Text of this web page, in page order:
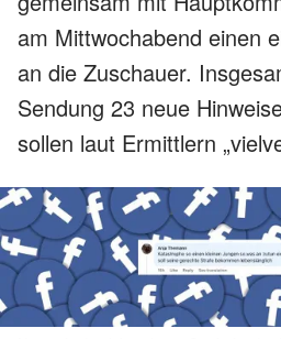
am Mittwochabend einen
an die Zuschauer.
Sendung 23 neue
sollen laut Ermittlern